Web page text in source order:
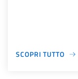
SCOPRI TUTTO